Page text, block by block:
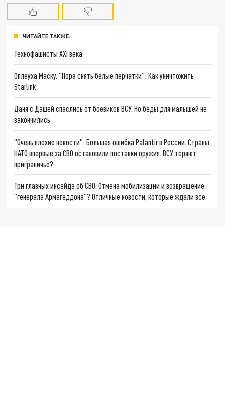
ЧИТАЙТЕ ТАКЖЕ:
Технофашисты XXI века
Оплеуха Маску. "Пора снять белые перчатки": Как уничтожить
Starlink
Даня с Дашей спаслись от боевиков ВСУ. Но беды для малышей не
закончились
"Очень плохие новости": Большая ошибка Palantir в России. Страны
НАТО впервые за СВО остановили поставки оружия. ВСУ теряют
приграничье?
Три главных инсайда об СВО. Отмена мобилизации и возвращение
"генерала Армагеддона"? Отличные новости, которые ждали все